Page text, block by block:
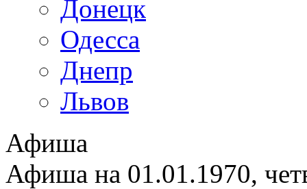
Донецк
Одесса
Днепр
Львов
Афиша
Афиша на 01.01.1970,